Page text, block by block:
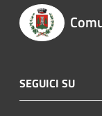
SEGUICI SU